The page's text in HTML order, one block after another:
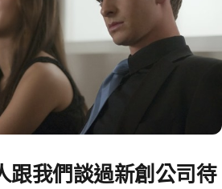
跟我們談過新創公司待